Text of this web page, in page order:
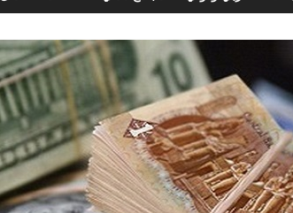
إنشاء المبنى الإداري
متابعة قضية الدكتور محمد زهران.. ويؤكد:
قرينة البراءة وضمانات المحاكمة العادلة
حق أصيل